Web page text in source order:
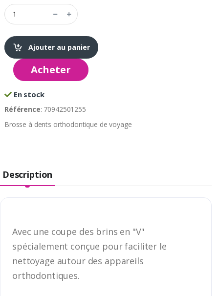
Ajouter au panier
Acheter
En stock
Référence: 70942501255
Brosse à dents orthodontique de voyage
Description
Avec une coupe des brins en "V"
spécialement conçue pour faciliter le
nettoyage autour des appareils
orthodontiques.